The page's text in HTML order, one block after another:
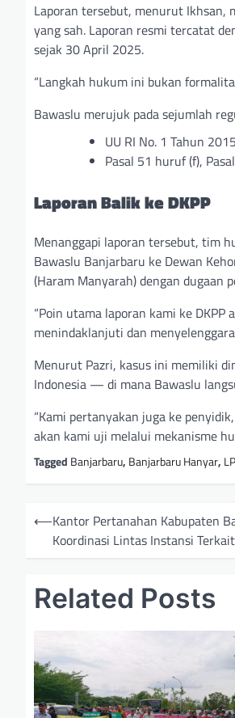
Laporan tersebut, menurut Ikhsan,
yang sah. Laporan resmi tercatat
sejak 30 April 2025.
“Langkah hukum ini bukan
Bawaslu merujuk pada sejumlah
UU RI No. 1 Tahun
Pasal 51 huruf (f),
Laporan Balik ke DKPP
Menanggapi laporan tersebut, tim
Bawaslu Banjarbaru ke Dewan
(Haram Manyarah) dengan dugaan
“Poin utama laporan kami ke
menindaklanjuti dan
Menurut Pazri, kasus ini memiliki
Indonesia — di mana Bawaslu
“Kami pertanyakan juga ke
akan kami uji melalui mekanisme
Tagged Banjarbaru, Banjarbaru Hanyar,
N
v
⟵Kantor Pertanahan Kabupaten
Koordinasi Lintas Instansi
Related Posts